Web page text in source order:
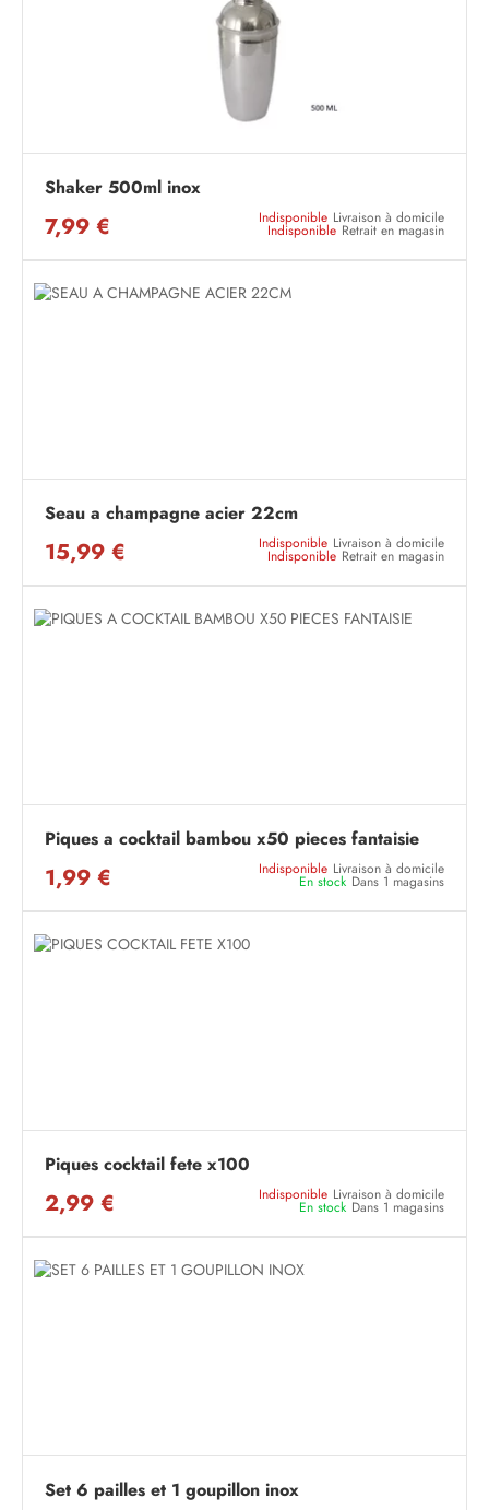
Shaker 500ml inox
7,99 € Indisponible Livraison à domicile
Indisponible Retrait en magasin
Seau a champagne acier 22cm
15,99 € Indisponible Livraison à domicile
Indisponible Retrait en magasin
Piques a cocktail bambou x50 pieces fantaisie
1,99 € Indisponible Livraison à domicile
En stock Dans 1 magasins
Piques cocktail fete x100
2,99 € Indisponible Livraison à domicile
En stock Dans 1 magasins
Set 6 pailles et 1 goupillon inox